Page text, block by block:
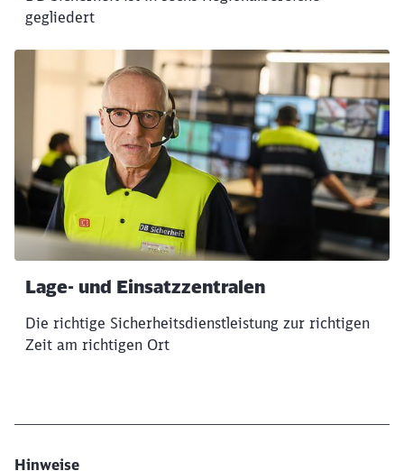
gegliedert
Lage- und Einsatzzentralen
Die richtige Sicherheitsdienstleistung zur richtigen
Zeit am richtigen Ort
Hinweise